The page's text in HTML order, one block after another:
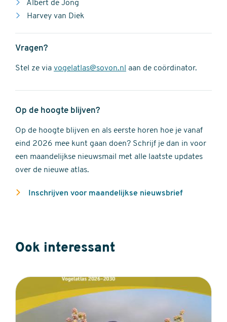
Albert de Jong
Harvey van Diek
Vragen?
Stel ze via vogelatlas@sovon.nl aan de coördinator.
Op de hoogte blijven?
Op de hoogte blijven en als eerste horen hoe je vanaf
eind 2026 mee kunt gaan doen? Schrijf je dan in voor
een maandelijkse nieuwsmail met alle laatste updates
over de nieuwe atlas.
Inschrijven voor maandelijkse nieuwsbrief
Ook interessant